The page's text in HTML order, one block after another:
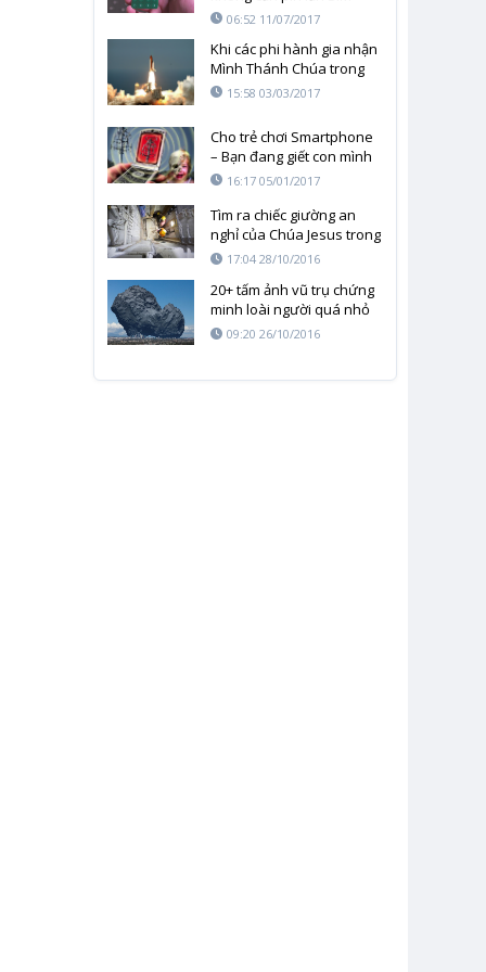
06:52 11/07/2017
Khi các phi hành gia nhận
Mình Thánh Chúa trong
vũ trụ15:58 03/03/2017
Cho trẻ chơi Smartphone
– Bạn đang giết con mình
như thế nào?
16:17 05/01/2017
Tìm ra chiếc giường an
nghỉ của Chúa Jesus trong
nhà thờ Jerusalem
17:04 28/10/2016
20+ tấm ảnh vũ trụ chứng
minh loài người quá nhỏ
bé và yếu ớt
09:20 26/10/2016